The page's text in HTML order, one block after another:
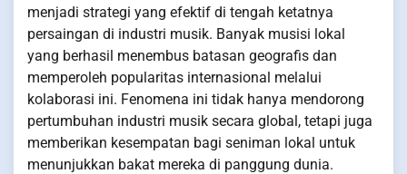
menjadi strategi yang efektif di tengah ketatnya
persaingan di industri musik. Banyak musisi lokal
yang berhasil menembus batasan geografis dan
memperoleh popularitas internasional melalui
kolaborasi ini. Fenomena ini tidak hanya mendorong
pertumbuhan industri musik secara global, tetapi juga
memberikan kesempatan bagi seniman lokal untuk
menunjukkan bakat mereka di panggung dunia.